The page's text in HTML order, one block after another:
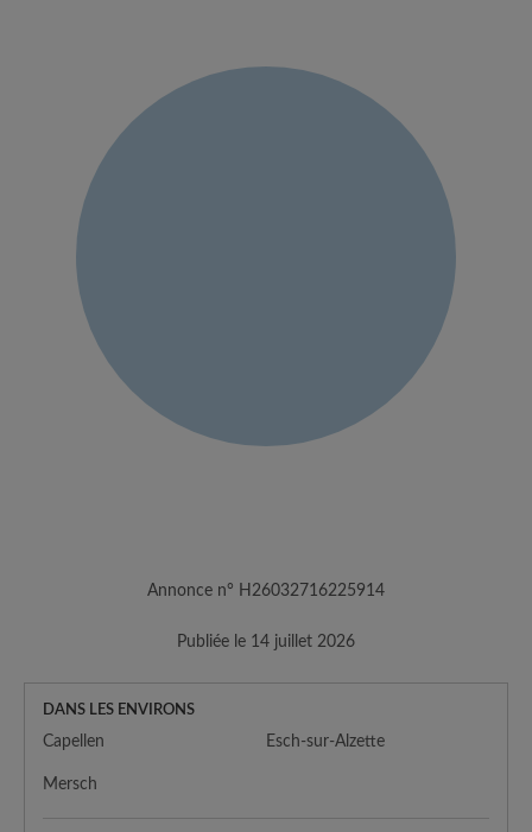
Annonce n° H26032716225914
Publiée le 14 juillet 2026
DANS LES ENVIRONS
Capellen Esch-sur-Alzette
Mersch